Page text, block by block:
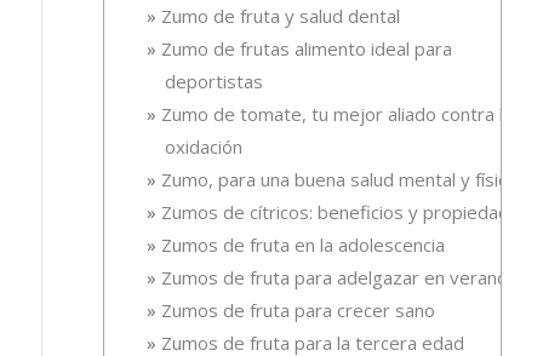
Zumo de fruta y salud dental
Zumo de frutas alimento ideal para
deportistas
Zumo de tomate, tu mejor aliado contra la
oxidación
Zumo, para una buena salud mental y física
Zumos de cítricos: beneficios y propiedades
Zumos de fruta en la adolescencia
Zumos de fruta para adelgazar en verano
Zumos de fruta para crecer sano
Zumos de fruta para la tercera edad